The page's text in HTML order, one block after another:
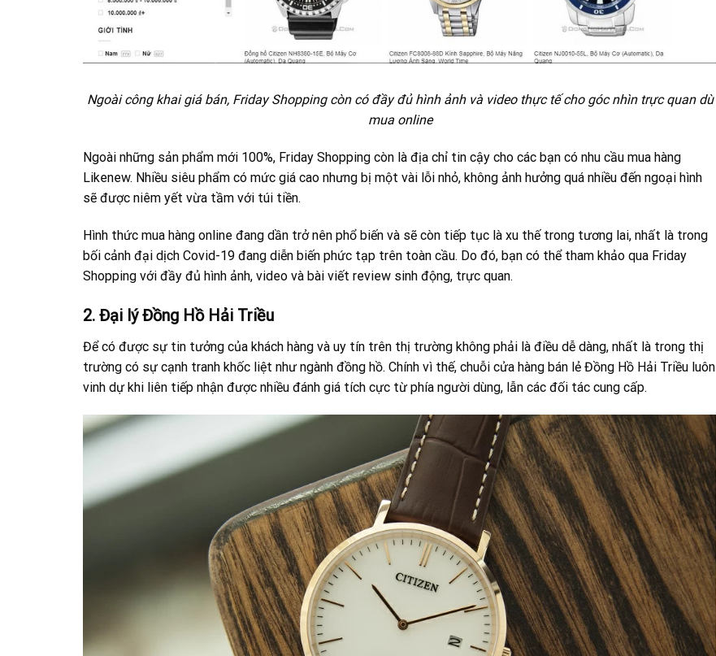
Ngoài công khai giá bán, Friday Shopping còn có đầy đủ hình ảnh và video thực tế cho góc nhìn trực quan dù
mua online
Ngoài những sản phẩm mới 100%, Friday Shopping còn là địa chỉ tin cậy cho các bạn có nhu cầu mua hàng
Likenew. Nhiều siêu phẩm có mức giá cao nhưng bị một vài lỗi nhỏ, không ảnh hưởng quá nhiều đến ngoại hình
sẽ được niêm yết vừa tầm với túi tiền.
Hình thức mua hàng online đang dần trở nên phổ biến và sẽ còn tiếp tục là xu thế trong tương lai, nhất là trong
bối cảnh đại dịch Covid-19 đang diễn biến phức tạp trên toàn cầu. Do đó, bạn có thể tham khảo qua Friday
Shopping với đầy đủ hình ảnh, video và bài viết review sinh động, trực quan.
2. Đại lý Đồng Hồ Hải Triều
Để có được sự tin tưởng của khách hàng và uy tín trên thị trường không phải là điều dễ dàng, nhất là trong thị
trường có sự cạnh tranh khốc liệt như ngành đồng hồ. Chính vì thế, chuỗi cửa hàng bán lẻ Đồng Hồ Hải Triều luôn
vinh dự khi liên tiếp nhận được nhiều đánh giá tích cực từ phía người dùng, lẫn các đối tác cung cấp.